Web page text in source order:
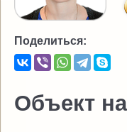
Поделиться:
Объект